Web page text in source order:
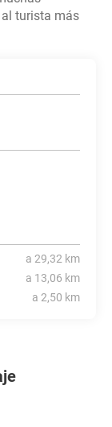
turista más
a 29,32 km
a 13,06 km
a 2,50 km